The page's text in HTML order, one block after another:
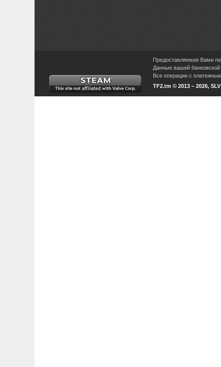
Предоставляемая Вами
Данные вашей
Все операции с
TF2.tm © 2013 – 2026,